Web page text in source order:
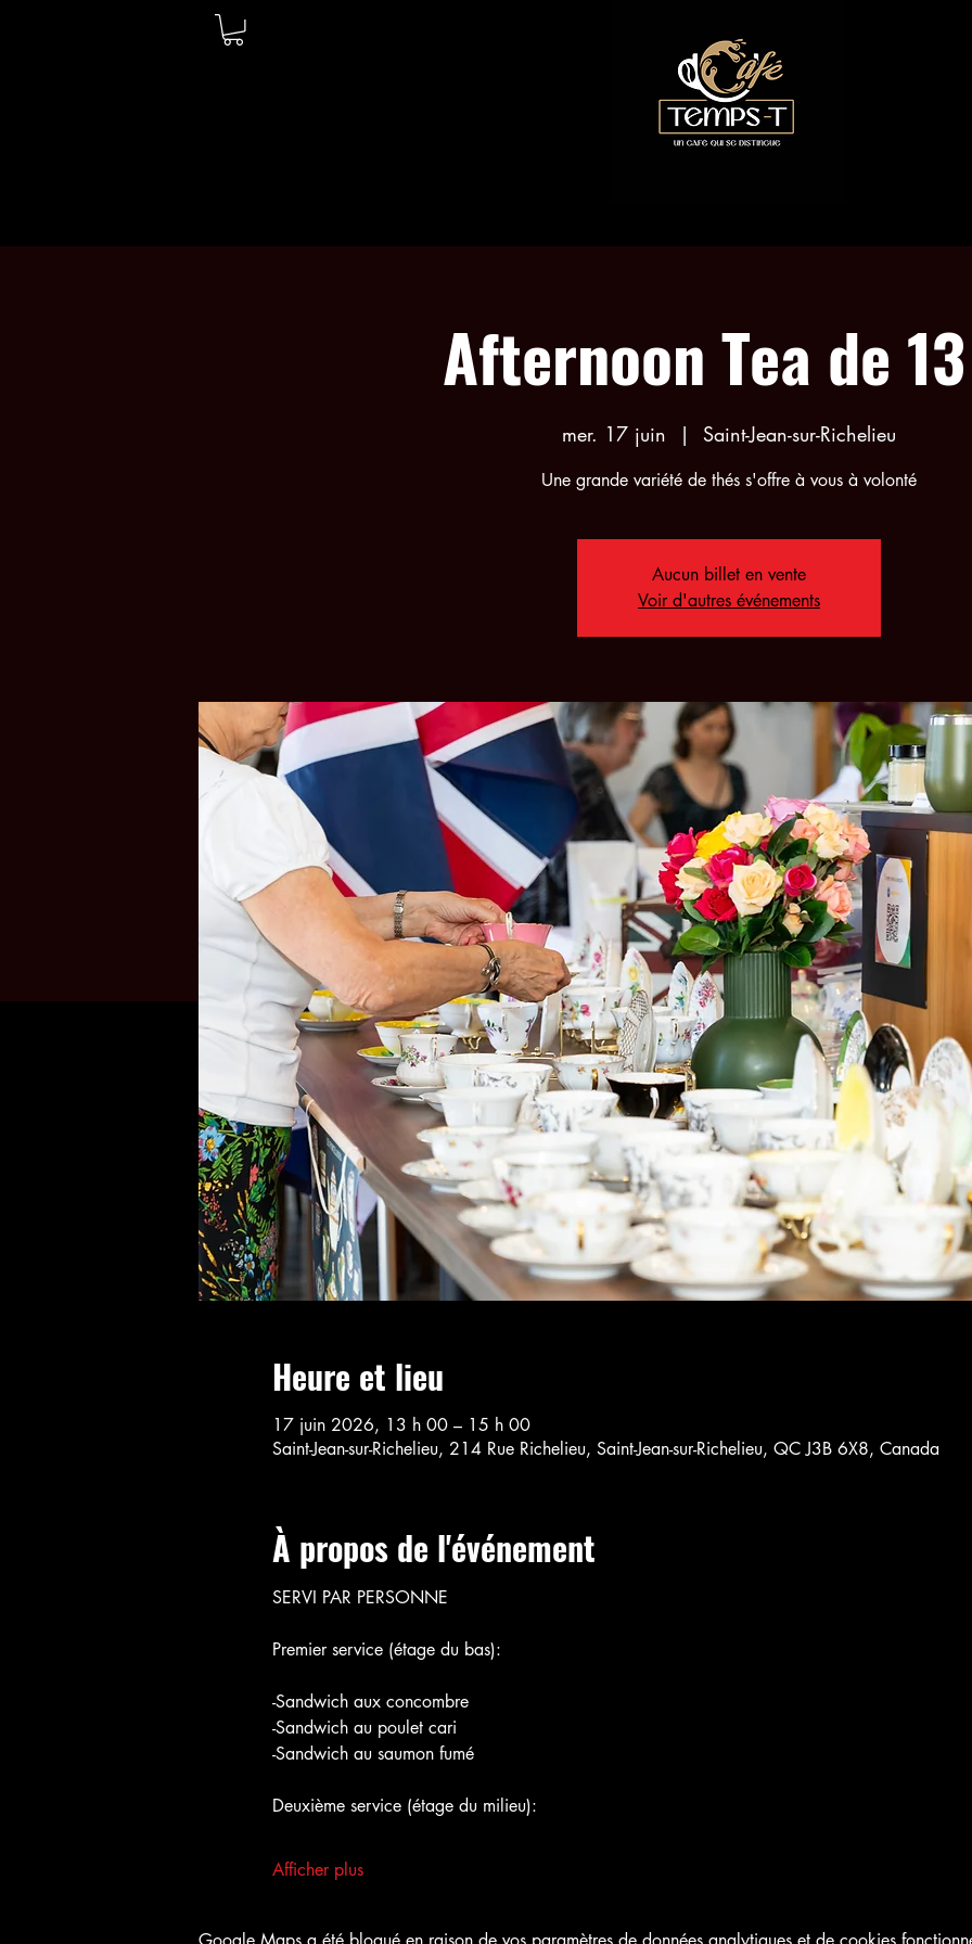
Afternoon Tea de
mer. 17 juin
  |
Saint-Jean-sur-Richelieu
Une grande variété de thés s'offre à vous à volonté
Aucun billet en vente
Voir d'autres événements
Heure et lieu
17 juin 2026, 13 h 00 – 15 h 00
Saint-Jean-sur-Richelieu, 214 Rue Richelieu, Saint-Jean-sur-Richelieu, QC J3B 6X8, Canada
À propos de l'événement
SERVI PAR PERSONNE
Premier service (étage du bas):
-Sandwich aux concombre
-Sandwich au poulet cari
-Sandwich au saumon fumé
Deuxième service (étage du milieu):
Afficher plus